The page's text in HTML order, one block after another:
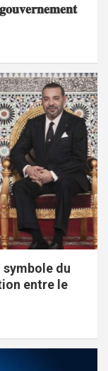
𝐠𝐨𝐮𝐯𝐞𝐫𝐧𝐞𝐦𝐞𝐧𝐭
symbole du
entre le